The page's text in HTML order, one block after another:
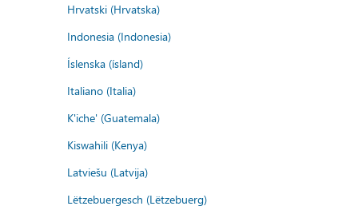
Hrvatski (Hrvatska)
Indonesia (Indonesia)
Íslenska (ísland)
Italiano (Italia)
K'iche' (Guatemala)
Kiswahili (Kenya)
Latviešu (Latvija)
Lëtzebuergesch (Lëtzebuerg)